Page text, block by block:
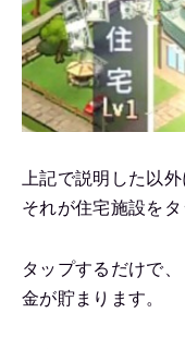
上記で説明した以
それが住宅施設をタ
タップするだけで
金が貯まります。